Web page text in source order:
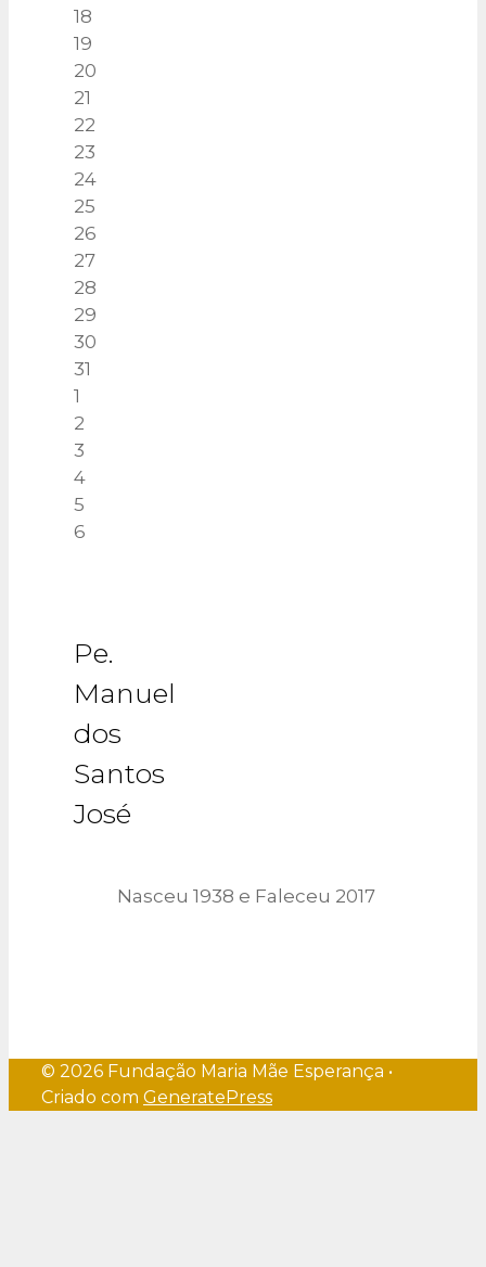
18
19
20
21
22
23
24
25
26
27
28
29
30
31
1
2
3
4
5
6
Pe.
Manuel
dos
Santos
José
Nasceu 1938 e Faleceu 2017
© 2026 Fundação Maria Mãe Esperança •
Criado com GeneratePress